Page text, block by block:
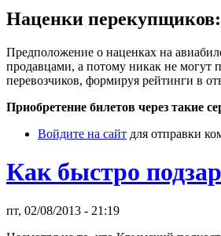
Наценки
Предположение о наценках на
продавцами, а потому никак не могут
перевозчиков, формируя рейтинги в
Приобретение билетов через такие
Войдите на сайт для отправки
Как быстро
пт, 02/08/2013 - 21:19